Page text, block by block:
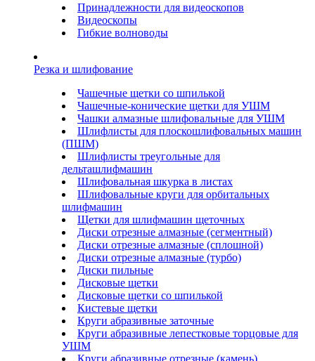
Принадлежности для видеоскопов
Видеоскопы
Гибкие волноводы
Резка и шлифование
Чашечные щетки со шпилькой
Чашечные-конические щетки для УШМ
Чашки алмазные шлифовальные для УШМ
Шлифлисты для плоскошлифовальных машин
(ПШМ)
Шлифлисты треугольные для
дельташлифмашин
Шлифовальная шкурка в листах
Шлифовальные круги для орбитальных
шлифмашин
Щетки для шлифмашин щеточных
Диски отрезные алмазные (сегментный)
Диски отрезные алмазные (сплошной)
Диски отрезные алмазные (турбо)
Диски пильные
Дисковые щетки
Дисковые щетки со шпилькой
Кистевые щетки
Круги абразивные заточные
Круги абразивные лепестковые торцовые для
УШМ
Круги абразивные отрезные (камень)